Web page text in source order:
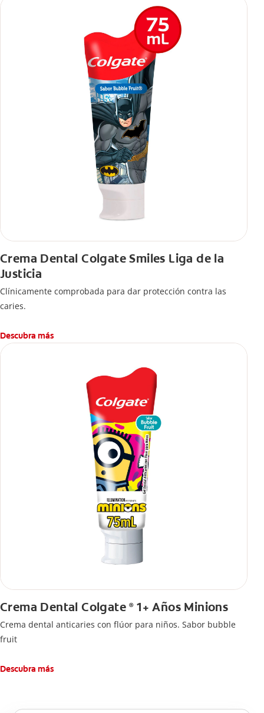
Crema Dental Colgate Smiles Liga de la
Justicia
Clínicamente comprobada para dar protección contra las
caries.
Descubra más
Crema Dental Colgate®1+ Años Minions
Crema dental anticaries con flúor para niños. Sabor bubble
fruit
Descubra más